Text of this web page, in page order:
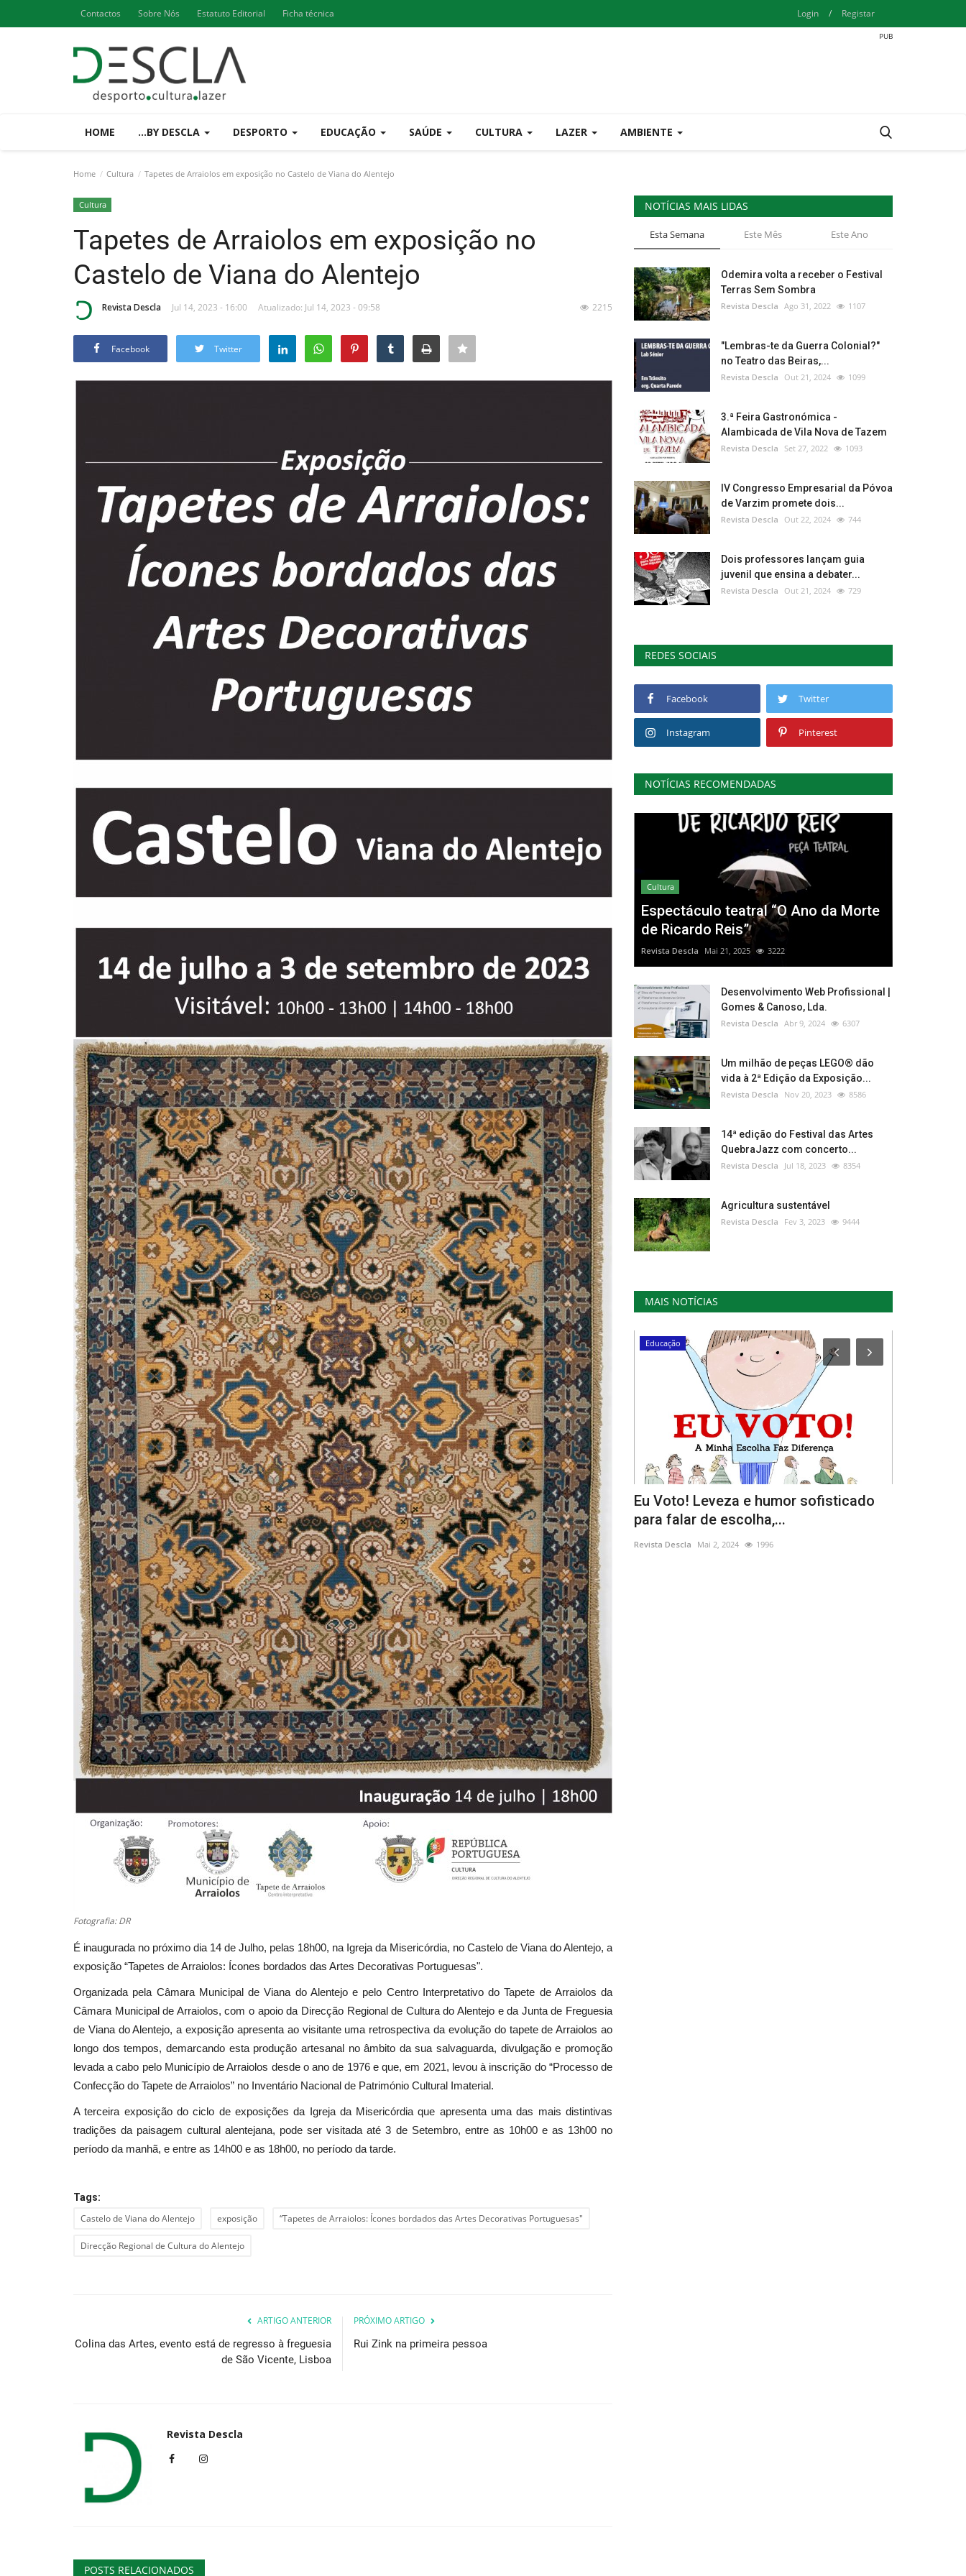
Contactos Sobre Nós Estatuto Editorial Ficha técnica Login / Registar
HOME ...BY DESCLA DESPORTO EDUCAÇÃO SAÚDE CULTURA LAZER AMBIENTE
Home Cultura Tapetes de Arraiolos em exposição no Castelo de Viana do Alentejo
Cultura
Tapetes de Arraiolos em exposição no
Castelo de Viana do Alentejo
Revista Descla Jul 14, 2023 - 16:00 Atualizado: Jul 14, 2023 - 09:58 2215
Facebook Twitter
Fotografia: DR
É inaugurada no próximo dia 14 de Julho, pelas 18h00, na Igreja da Misericórdia, no Castelo de Viana do Alentejo, a
exposição “Tapetes de Arraiolos: Ícones bordados das Artes Decorativas Portuguesas".
Organizada pela Câmara Municipal de Viana do Alentejo e pelo Centro Interpretativo do Tapete de Arraiolos da
Câmara Municipal de Arraiolos, com o apoio da Direcção Regional de Cultura do Alentejo e da Junta de Freguesia
de Viana do Alentejo, a exposição apresenta ao visitante uma retrospectiva da evolução do tapete de Arraiolos ao
longo dos tempos, demarcando esta produção artesanal no âmbito da sua salvaguarda, divulgação e promoção
levada a cabo pelo Município de Arraiolos desde o ano de 1976 e que, em 2021, levou à inscrição do “Processo de
Confecção do Tapete de Arraiolos” no Inventário Nacional de Património Cultural Imaterial.
A terceira exposição do ciclo de exposições da Igreja da Misericórdia que apresenta uma das mais distintivas
tradições da paisagem cultural alentejana, pode ser visitada até 3 de Setembro, entre as 10h00 e as 13h00 no
período da manhã, e entre as 14h00 e as 18h00, no período da tarde.
Tags:
Castelo de Viana do Alentejo exposição “Tapetes de Arraiolos: Ícones bordados das Artes Decorativas Portuguesas"
Direcção Regional de Cultura do Alentejo
ARTIGO ANTERIOR
Colina das Artes, evento está de regresso à freguesia
de São Vicente, Lisboa
PRÓXIMO ARTIGO
Rui Zink na primeira pessoa
Revista Descla
POSTS RELACIONADOS
NOTÍCIAS MAIS LIDAS
Esta Semana Este Mês Este Ano
Odemira volta a receber o Festival
Terras Sem Sombra
Revista Descla Ago 31, 2022 1107
"Lembras-te da Guerra Colonial?"
no Teatro das Beiras,...
Revista Descla Out 21, 2024 1099
3.ª Feira Gastronómica -
Alambicada de Vila Nova de Tazem
Revista Descla Set 27, 2022 1093
IV Congresso Empresarial da Póvoa
de Varzim promete dois...
Revista Descla Out 22, 2024 744
Dois professores lançam guia
juvenil que ensina a debater...
Revista Descla Out 21, 2024 729
REDES SOCIAIS
Facebook Twitter
Instagram Pinterest
NOTÍCIAS RECOMENDADAS
Cultura
Espectáculo teatral “O Ano da Morte
de Ricardo Reis”
Revista Descla Mai 21, 2025 3222
Desenvolvimento Web Profissional |
Gomes & Canoso, Lda.
Revista Descla Abr 9, 2024 6307
Um milhão de peças LEGO® dão
vida à 2ª Edição da Exposição...
Revista Descla Nov 20, 2023 8586
14ª edição do Festival das Artes
QuebraJazz com concerto...
Revista Descla Jul 18, 2023 8354
Agricultura sustentável
Revista Descla Fev 3, 2023 9444
MAIS NOTÍCIAS
Desporto
Federação Portuguesa de Surf Mobiliza
Quase Duas Centenas...
Revista Descla Out 4, 2021 3461
Cultura
“O Pássaro Escritor”: Figo Lampo
apresenta concerto poético...
Revista Descla Mar 15, 2023 2149
Educação
Eu Voto! Leveza e humor sofisticado
para falar de escolha,...
Revista Descla Mai 2, 2024 1996